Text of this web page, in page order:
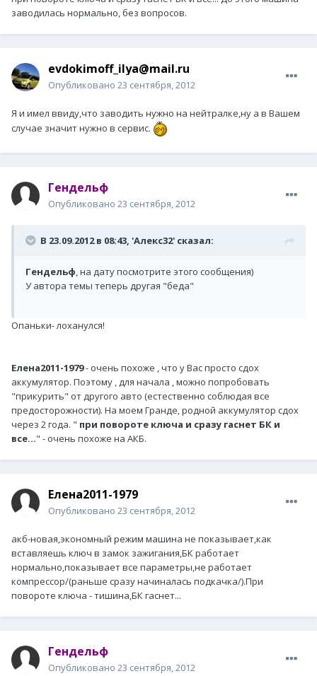
заводилась нормально, без вопросов.
evdokimoff_ilya@mail.ru
Опубликовано 23 сентября, 2012
Я и имел ввиду,что заводить нужно на нейтралке,ну а в Вашем
случае значит нужно в сервис.
Гендельф
Опубликовано 23 сентября, 2012
В 23.09.2012 в 08:43, 'Алекс32' сказал:
Гендельф, на дату посмотрите этого сообщения)
У автора темы теперь другая "беда"
Опаньки- лоханулся!
Елена2011-1979- очень похоже , что у Вас просто сдох
аккумулятор. Поэтому , для начала , можно попробовать
"прикурить" от другого авто (естественно соблюдая все
предосторожности). На моем Гранде, родной аккумулятор сдох
через 2 года. " при повороте ключа и сразу гаснет БК и
все..." - очень похоже на АКБ.
Елена2011-1979
Опубликовано 23 сентября, 2012
акб-новая,экономный режим машина не показывает,как
вставляешь ключ в замок зажигания,БК работает
нормально,показывает все параметры,не работает
компрессор/(раньше сразу начиналась подкачка/).При
повороте ключа - тишина,БК гаснет...
Гендельф
Опубликовано 23 сентября, 2012